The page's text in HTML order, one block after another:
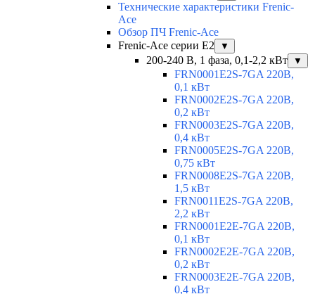
Технические характеристики Frenic-
Ace
Обзор ПЧ Frenic-Ace
Frenic-Ace серии E2
▼
200-240 В, 1 фаза, 0,1-2,2 кВт ▼
FRN0001E2S-7GA 220В,
0,1 кВт
FRN0002E2S-7GA 220В,
0,2 кВт
FRN0003E2S-7GA 220В,
0,4 кВт
FRN0005E2S-7GA 220В,
0,75 кВт
FRN0008E2S-7GA 220В,
1,5 кВт
FRN0011E2S-7GA 220В,
2,2 кВт
FRN0001E2E-7GA 220В,
0,1 кВт
FRN0002E2E-7GA 220В,
0,2 кВт
FRN0003E2E-7GA 220В,
0,4 кВт